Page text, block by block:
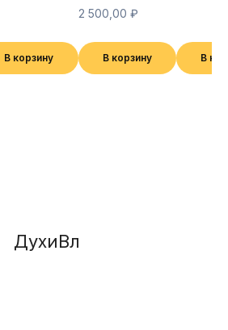
В корзину
2 500,00 ₽
В корзину В
ДухиВл